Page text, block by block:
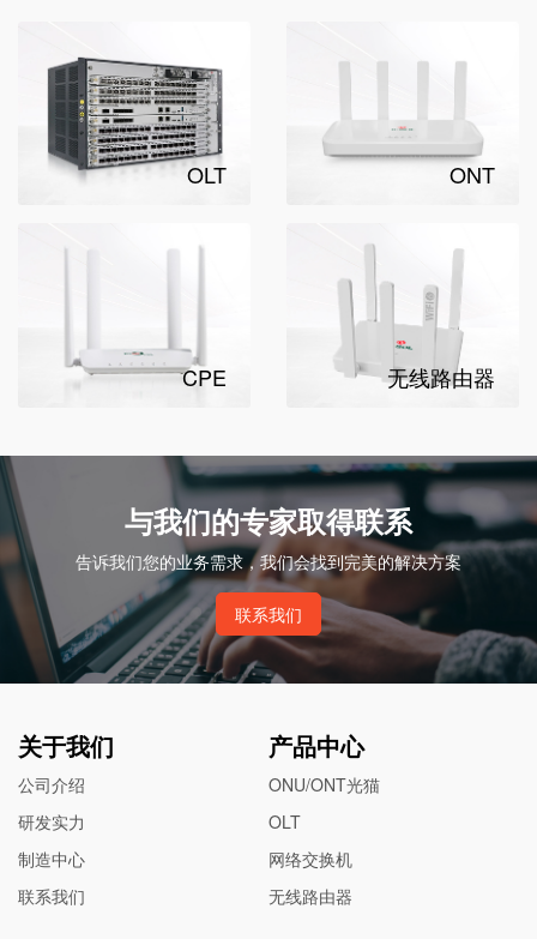
OLT ONT
CPE 无线路由器
与我们的专家取得联系
告诉我们您的业务需求，我们会找到完美的解决方案
联系我们
关于我们
公司介绍
研发实力
制造中心
联系我们
产品中心
ONU/ONT光猫
OLT
网络交换机
无线路由器